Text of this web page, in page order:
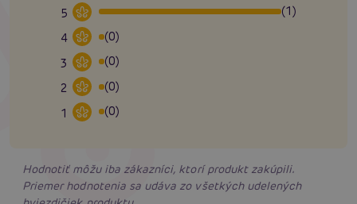
5
(1)
4
(0)
3
(0)
2
(0)
1
(0)
Hodnotiť môžu iba zákazníci, ktorí produkt zakúpili.
Priemer hodnotenia sa udáva zo všetkých udelených